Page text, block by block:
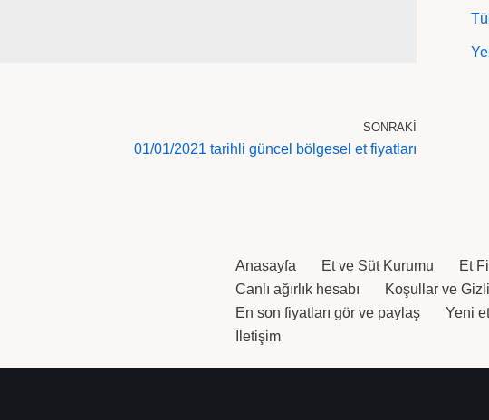
SONRAKI
01/01/2021 tarihli güncel bölgesel et fiyatları
Anasayfa Et ve Süt Kurumu Et
Canlı ağırlık hesabı
Koşullar ve
En son fiyatları gör ve paylaş
Yeni
İletişim